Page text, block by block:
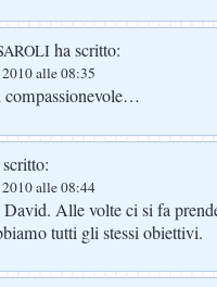
ha scritto:
alle 08:35
alle 08:44
Alle volte ci si fa
tutti gli stessi obiettivi.